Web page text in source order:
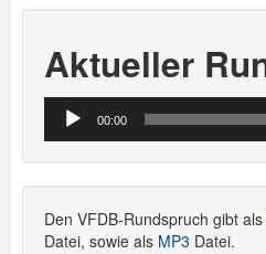
Aktueller
Audio-
Player
00:00
Den VFDB-Rundspruch gibt als
Datei, sowie als MP3 Datei.